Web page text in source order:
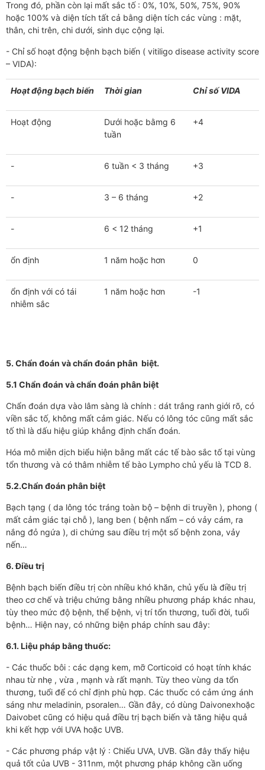
Trong đó, phần còn lại mất sắc tố : 0%, 10%, 50%, 75%, 90%
hoặc 100% và diện tích tất cả bằng diện tích các vùng : mặt,
thân, chi trên, chi dưới, sinh dục cộng lại.
- Chỉ số hoạt động bệnh bạch biến ( vitiligo disease activity score
– VIDA):
Hoạt động bạch biến Thời gian Chỉ số VIDA
Hoạt động
Dưới hoặc bằmg 6
tuần
+4
- 6 tuần < 3 tháng +3
- 3 – 6 tháng +2
- 6 < 12 tháng +1
ổn định 1 năm hoặc hơn 0
ổn định với có tái
nhiễm sắc
1 năm hoặc hơn -1
5. Chẩn đoán và chẩn đoán phân biệt.
5.1 Chẩn đoán và chẩn đoán phân biệt
Chẩn đoán dựa vào lâm sàng là chính : dát trắng ranh giới rõ, có
viền sắc tố, không mất cảm giác. Nếu có lông tóc cũng mất sắc
tố thì là dấu hiệu giúp khẳng định chẩn đoán.
Hóa mô miễn dịch biểu hiện bằng mất các tế bào sắc tố tại vùng
tổn thương và có thâm nhiễm tế bào Lympho chủ yếu là TCD 8.
5.2.Chẩn đoán phân biệt
Bạch tạng ( da lông tóc tráng toàn bộ – bệnh di truyền ), phong (
mất cảm giác tại chỗ ), lang ben ( bệnh nấm – có vảy cám, ra
nắng đỏ ngứa ), di chứng sau điều trị một số bệnh zona, vảy
nến…
6. Điều trị
Bệnh bạch biến điều trị còn nhiều khó khăn, chủ yếu là điều trị
theo cơ chế và triệu chứng bằng nhiều phương pháp khác nhau,
tùy theo mức độ bệnh, thể bệnh, vị trí tổn thương, tuổi đời, tuổi
bệnh… Hiện nay, có những biện pháp chính sau đây:
6.1. Liệu pháp bằng thuốc:
- Các thuốc bôi : các dạng kem, mỡ Corticoid có hoạt tính khác
nhau từ nhẹ , vừa , mạnh và rất mạnh. Tùy theo vùng da tổn
thương, tuổi để có chỉ định phù hợp. Các thuốc có cảm ứng ánh
sáng như meladinin, psoralen… Gần đây, có dùng Daivonexhoặc
Daivobet cũng có hiệu quả điều trị bạch biến và tăng hiệu quả
khi kết hợp với UVA hoặc UVB.
- Các phương pháp vật lý : Chiếu UVA, UVB. Gần đây thấy hiệu
quả tốt của UVB - 311nm, một phương pháp không cần uống